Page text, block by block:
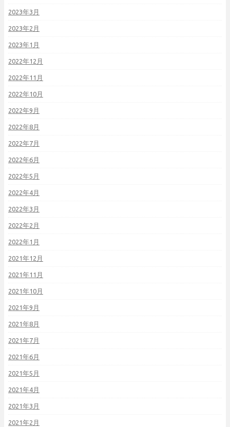
2023年3月
2023年2月
2023年1月
2022年12月
2022年11月
2022年10月
2022年9月
2022年8月
2022年7月
2022年6月
2022年5月
2022年4月
2022年3月
2022年2月
2022年1月
2021年12月
2021年11月
2021年10月
2021年9月
2021年8月
2021年7月
2021年6月
2021年5月
2021年4月
2021年3月
2021年2月